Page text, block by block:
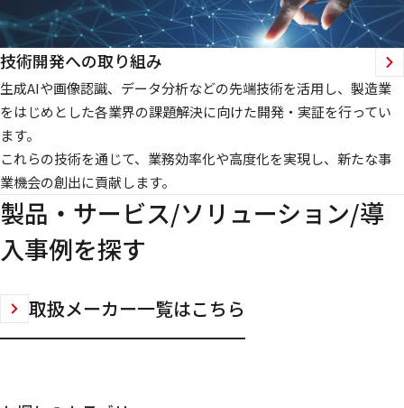
技術開発への取り組み
生成AIや画像認識、データ分析などの先端技術を活用し、製造業
をはじめとした各業界の課題解決に向けた開発・実証を行ってい
ます。
これらの技術を通じて、業務効率化や高度化を実現し、新たな事
業機会の創出に貢献します。
製品・サービス/ソリューション/導
入事例を探す
取扱メーカー一覧はこちら